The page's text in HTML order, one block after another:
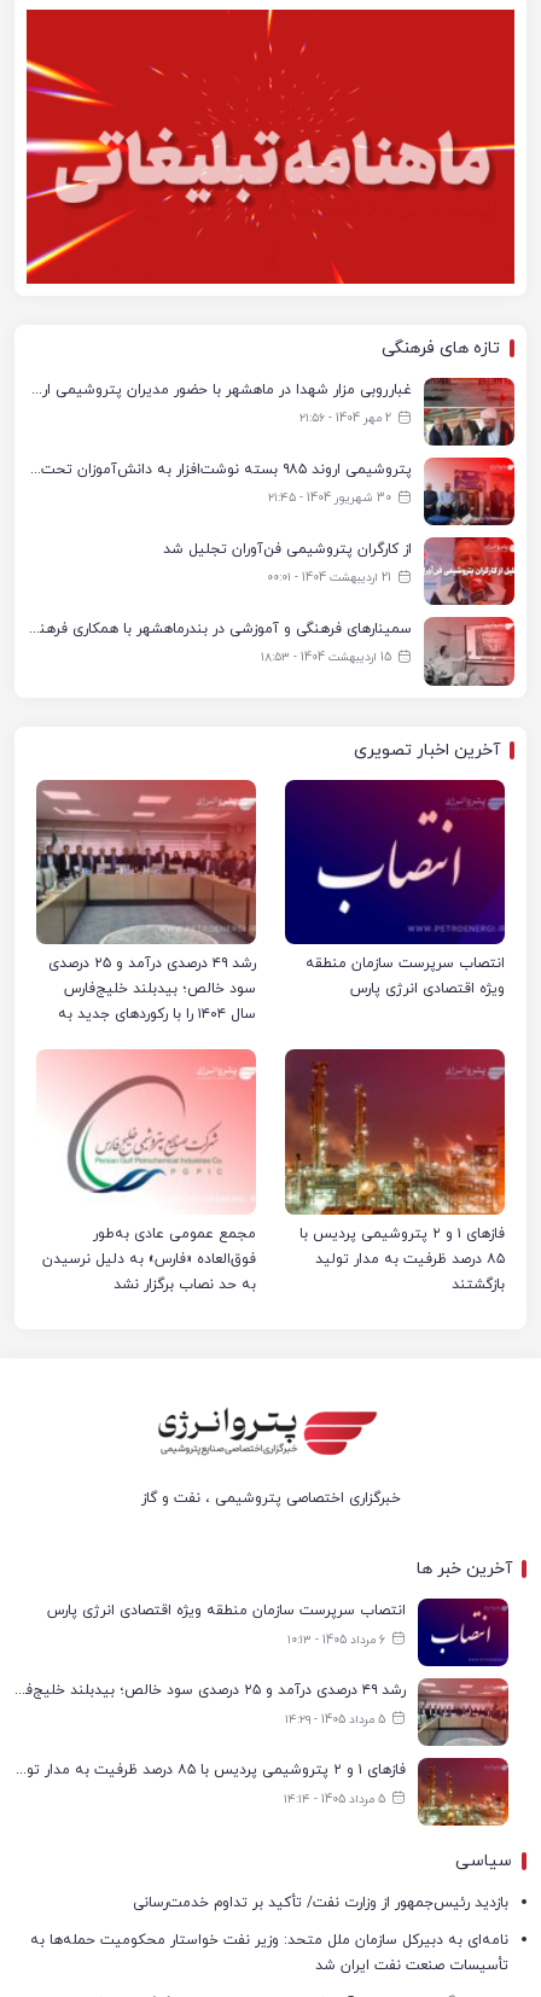
تازه های فرهنگی
غبارروبی مزار شهدا در ماهشهر با حضور مدیران پتروشیمی اروند و مسئولان شهری
2 مهر 1404 - ۲۱:۵۶
پتروشیمی اروند ۹۸۵ بسته نوشت‌افزار به دانش‌آموزان تحت پوشش کمیته امداد بندرماهشهر اهدا کرد
30 شهریور 1404 - ۲۱:۴۵
از کارگران پتروشیمی فن‌آوران تجلیل شد
21 اردیبهشت 1404 - ۰۰:۰۱
سمینارهای فرهنگی و آموزشی در بندرماهشهر با همکاری فرهنگ‌سرای پتروشیمی مارون
15 اردیبهشت 1404 - ۱۸:۵۳
آخرین اخبار تصویری
انتصاب سرپرست سازمان منطقه
ویژه اقتصادی انرژی پارس
رشد ۴۹ درصدی درآمد و ۲۵ درصدی
سود خالص؛ بیدبلند خلیج‌فارس
سال ۱۴۰۴ را با رکوردهای جدید به
فازهای ۱ و ۲ پتروشیمی پردیس با
۸۵ درصد ظرفیت به مدار تولید
بازگشتند
مجمع عمومی عادی به‌طور
فوق‌العاده «فارس» به دلیل نرسیدن
به حد نصاب برگزار نشد
خبرگزاری اختصاصی پتروشیمی ، نفت و گاز
آخرین خبر ها
انتصاب سرپرست سازمان منطقه ویژه اقتصادی انرژی پارس
6 مرداد 1405 - ۱۰:۱۳
رشد ۴۹ درصدی درآمد و ۲۵ درصدی سود خالص؛ بیدبلند خلیج‌فارس سال ۱۴۰۴ را با رکوردهای جدید به پایان رساند
5 مرداد 1405 - ۱۴:۲۹
فازهای ۱ و ۲ پتروشیمی پردیس با ۸۵ درصد ظرفیت به مدار تولید بازگشتند
5 مرداد 1405 - ۱۴:۱۴
سیاسی
بازدید رئیس‌جمهور از وزارت نفت/ تأکید بر تداوم خدمت‌رسانی
نامه‌ای به دبیرکل سازمان ملل متحد: وزیر نفت خواستار محکومیت حمله‌ها به
تأسیسات صنعت نفت ایران شد